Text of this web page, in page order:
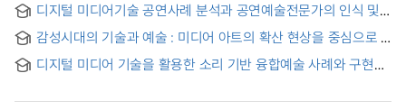
디지털 미디어기술 공연사례 분석과 공연예술전문가의 인식 및
수용의도 탐색 = An Analysis of Digital Media Technology in
Performing Arts and an Exploration of Perceptions and
Acceptance Intentions Among Performing Arts
Professionals
감성시대의 기술과 예술 : 미디어 아트의 확산 현상을 중심으로
디지털 미디어 기술을 활용한 소리 기반 융합예술 사례와 구현에